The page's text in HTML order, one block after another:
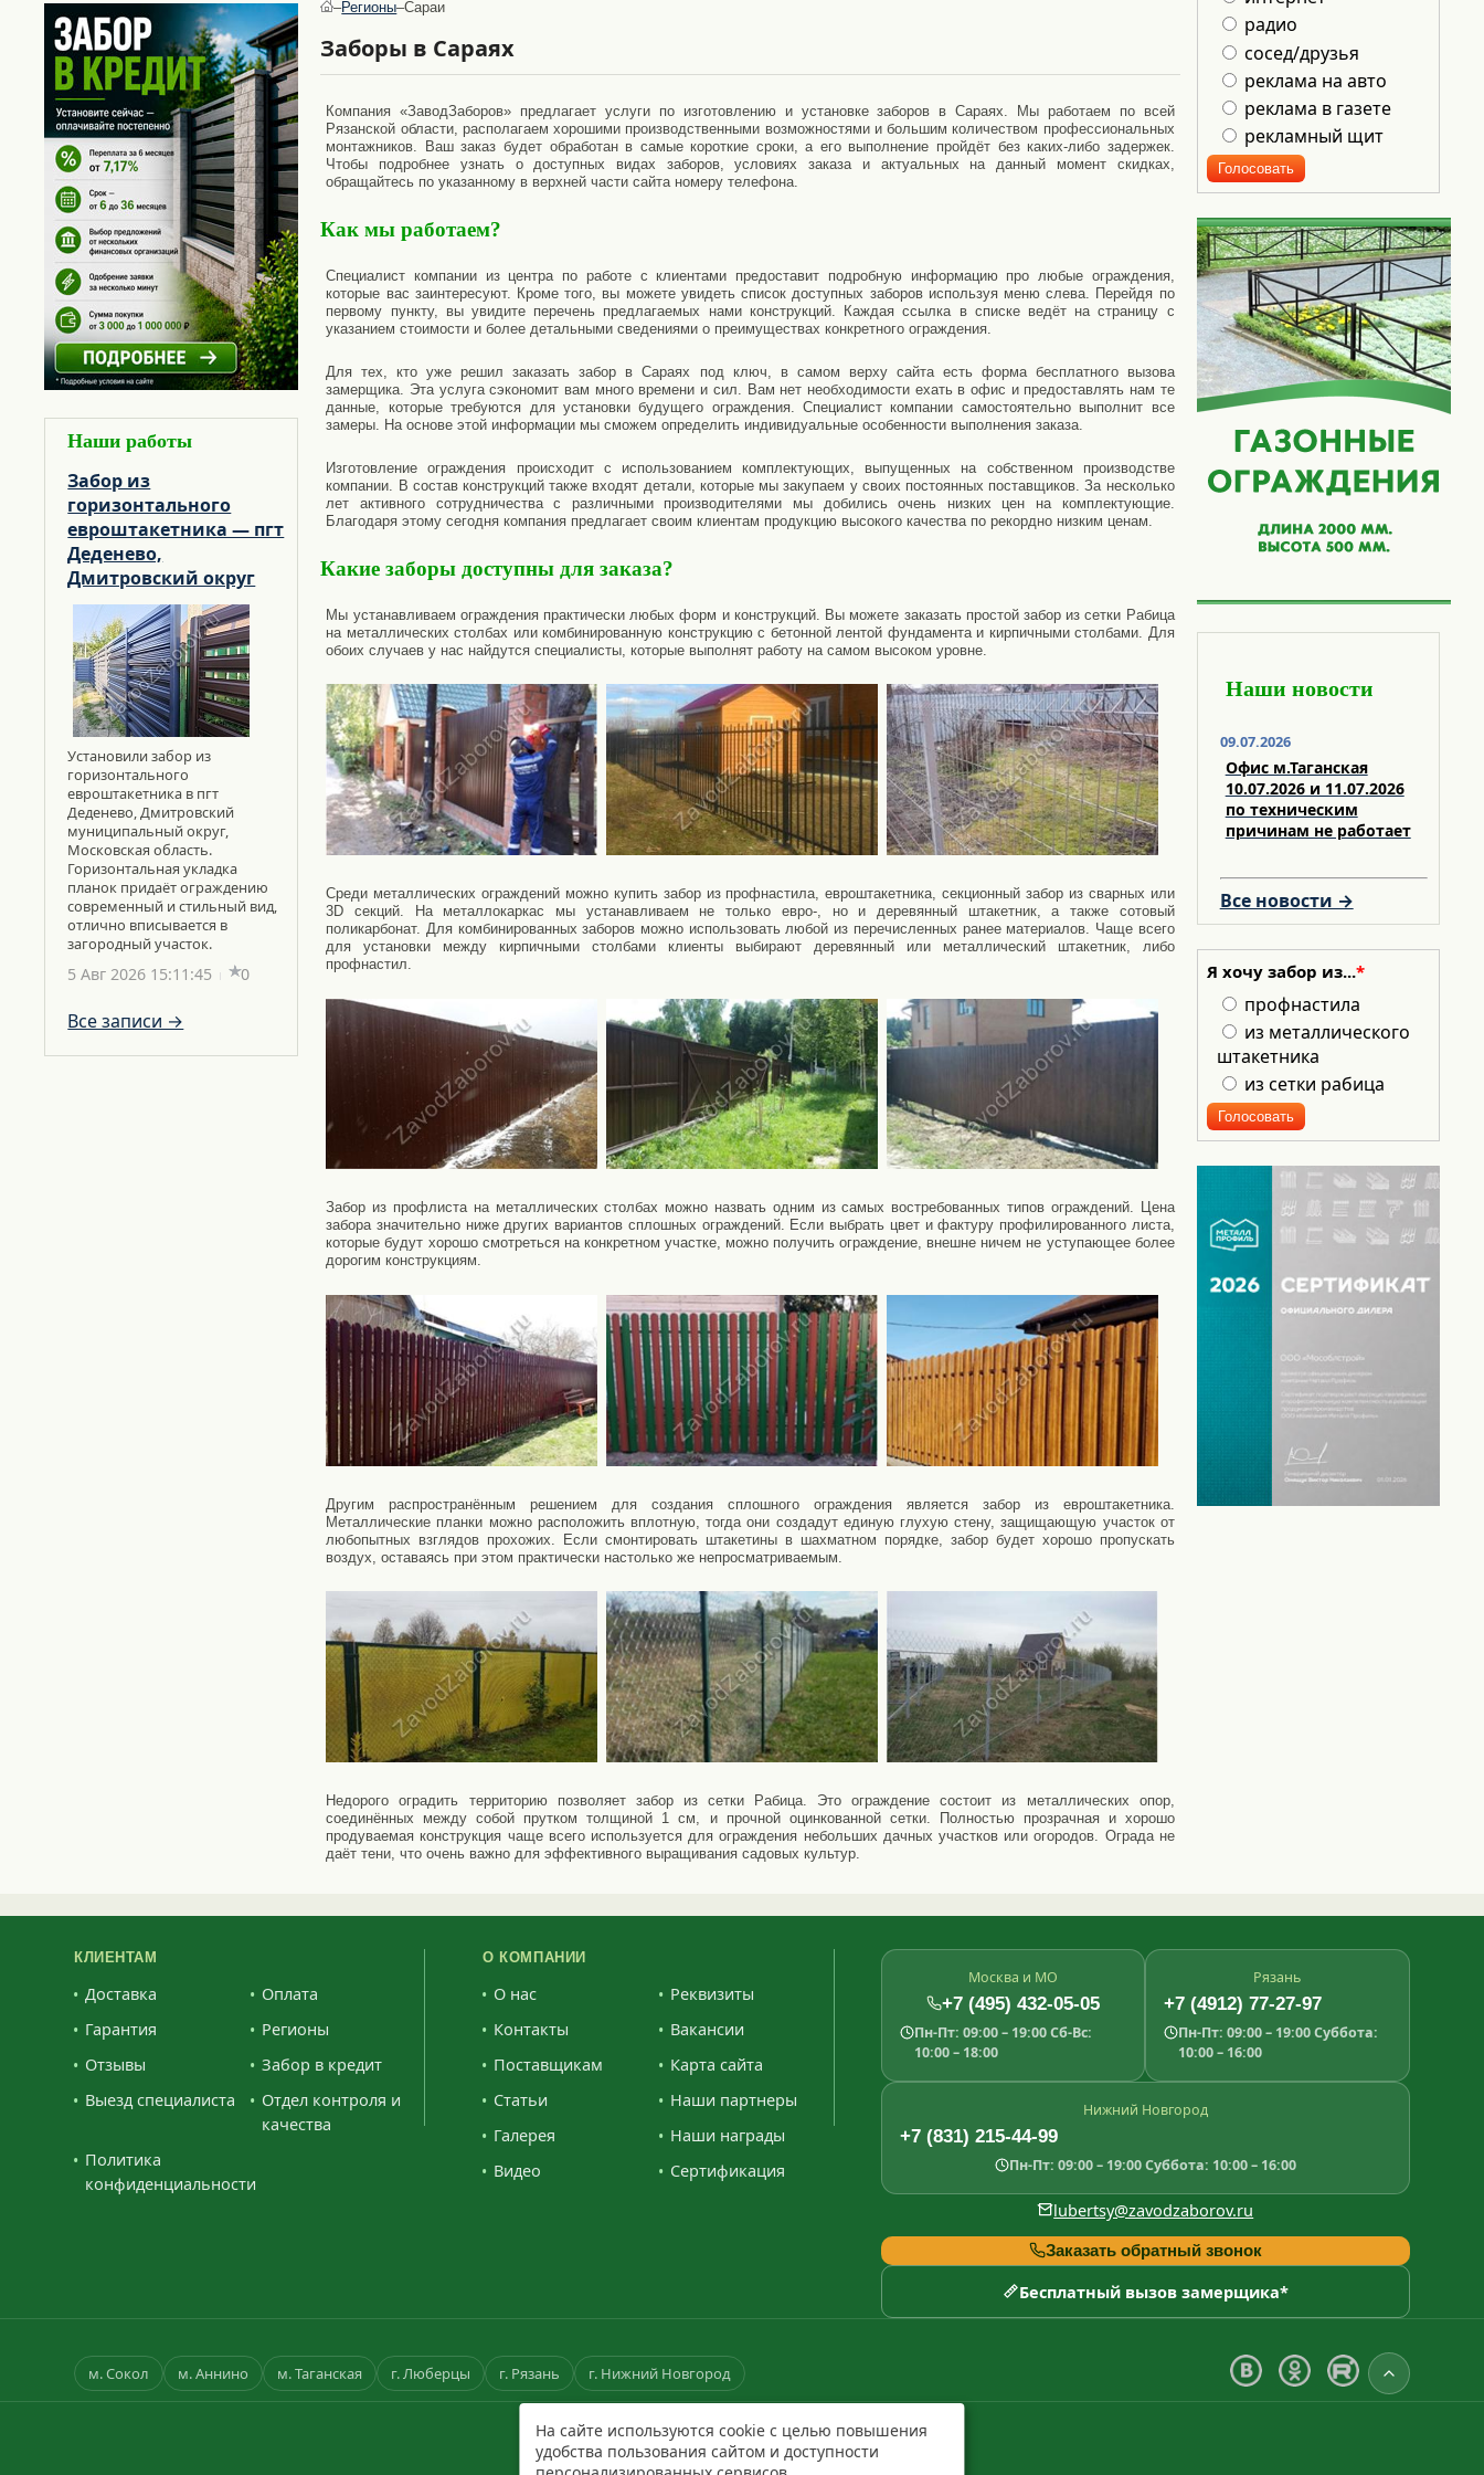
ВОРОТА ИЗ ПРОФНАСТИЛА
МОНТАЖ ВИНТОВЫХ СВАЙ
НАВЕСЫ ИЗ ПОЛИКАРБОНАТА
Применение:
НАВЕСЫ ДЛЯ ДАЧИ
НАВЕСЫ ДЛЯ АВТОМОБИЛЕЙ
Навес для автомобиля из
поликарбоната
НАВЕСЫ НАД ДВЕРЬЮ
Виды:
НАВЕСЫ ОДНОСКАТНЫЕ
Наши работы
Забор из
горизонтального
евроштакетника — пгт
Деденево,
Дмитровский округ
Установили забор из
горизонтального
евроштакетника в пгт
Деденево, Дмитровский
муниципальный округ,
Московская область.
Горизонтальная укладка
планок придаёт ограждению
современный и стильный вид,
отлично вписывается в
загородный участок.
5 Авг 2026 15:11:45 0
Все записи →
радио
сосед/друзья
реклама на авто
реклама в газете
рекламный щит
Наши новости
09.07.2026
Офис м.Таганская
10.07.2026 и 11.07.2026
по техническим
причинам не работает
Все новости →
Я хочу забор из...*
профнастила
из металлического
штакетника
из сетки рабица
–Регионы–Сараи
Заборы в Сараях
Компания «ЗаводЗаборов» предлагает услуги по изготовлению и установке заборов в Сараях. Мы работаем по всей
Рязанской области, располагаем хорошими производственными возможностями и большим количеством профессиональных
монтажников. Ваш заказ будет обработан в самые короткие сроки, а его выполнение пройдёт без каких-либо задержек.
Чтобы подробнее узнать о доступных видах заборов, условиях заказа и актуальных на данный момент скидках,
обращайтесь по указанному в верхней части сайта номеру телефона.
Как мы работаем?
Специалист компании из центра по работе с клиентами предоставит подробную информацию про любые ограждения,
которые вас заинтересуют. Кроме того, вы можете увидеть список доступных заборов используя меню слева. Перейдя по
первому пункту, вы увидите перечень предлагаемых нами конструкций. Каждая ссылка в списке ведёт на страницу с
указанием стоимости и более детальными сведениями о преимуществах конкретного ограждения.
Для тех, кто уже решил заказать забор в Сараях под ключ, в самом верху сайта есть форма бесплатного вызова
замерщика. Эта услуга сэкономит вам много времени и сил. Вам нет необходимости ехать в офис и предоставлять нам те
данные, которые требуются для установки будущего ограждения. Специалист компании самостоятельно выполнит все
замеры. На основе этой информации мы сможем определить индивидуальные особенности выполнения заказа.
Изготовление ограждения происходит с использованием комплектующих, выпущенных на собственном производстве
компании. В состав конструкций также входят детали, которые мы закупаем у своих постоянных поставщиков. За несколько
лет активного сотрудничества с различными производителями мы добились очень низких цен на комплектующие.
Благодаря этому сегодня компания предлагает своим клиентам продукцию высокого качества по рекордно низким ценам.
Какие заборы доступны для заказа?
Мы устанавливаем ограждения практически любых форм и конструкций. Вы можете заказать простой забор из сетки Рабица
на металлических столбах или комбинированную конструкцию с бетонной лентой фундамента и кирпичными столбами. Для
обоих случаев у нас найдутся специалисты, которые выполнят работу на самом высоком уровне.
Среди металлических ограждений можно купить забор из профнастила, евроштакетника, секционный забор из сварных или
3D секций. На металлокаркас мы устанавливаем не только евро-, но и деревянный штакетник, а также сотовый
поликарбонат. Для комбинированных заборов можно использовать любой из перечисленных ранее материалов. Чаще всего
для установки между кирпичными столбами клиенты выбирают деревянный или металлический штакетник, либо
профнастил.
Забор из профлиста на металлических столбах можно назвать одним из самых востребованных типов ограждений. Цена
забора значительно ниже других вариантов сплошных ограждений. Если выбрать цвет и фактуру профилированного листа,
которые будут хорошо смотреться на конкретном участке, можно получить ограждение, внешне ничем не уступающее более
дорогим конструкциям.
Другим распространённым решением для создания сплошного ограждения является забор из евроштакетника.
Металлические планки можно расположить вплотную, тогда они создадут единую глухую стену, защищающую участок от
любопытных взглядов прохожих. Если смонтировать штакетины в шахматном порядке, забор будет хорошо пропускать
воздух, оставаясь при этом практически настолько же непросматриваемым.
Недорого оградить территорию позволяет забор из сетки Рабица. Это ограждение состоит из металлических опор,
соединённых между собой прутком толщиной 1 см, и прочной оцинкованной сетки. Полностью прозрачная и хорошо
продуваемая конструкция чаще всего используется для ограждения небольших дачных участков или огородов. Ограда не
даёт тени, что очень важно для эффективного выращивания садовых культур.
На сайте используются cookie с целью повышения
удобства пользования сайтом и доступности
КЛИЕНТАМ
Доставка
Оплата
Гарантия
Регионы
Отзывы
Забор в кредит
Выезд специалиста
Отдел контроля и
качества
Политика
конфиденциальности
О КОМПАНИИ
О нас
Реквизиты
Контакты
Вакансии
Поставщикам
Карта сайта
Статьи
Наши партнеры
Галерея
Наши награды
Видео
Сертификация
Москва и МО
+7 (495) 432-05-05
Пн-Пт: 09:00 – 19:00Сб-Вс:
10:00 – 18:00
Рязань
+7 (4912) 77-27-97
Пн-Пт: 09:00 – 19:00Суббота:
10:00 – 16:00
Нижний Новгород
+7 (831) 215-44-99
Пн-Пт: 09:00 – 19:00Суббота: 10:00 – 16:00
lubertsy@zavodzaborov.ru
Заказать обратный звонок
Бесплатный вызов замерщика*
м. Сокол м. Аннино м. Таганская г. Люберцы г. Рязань г. Нижний Новгород